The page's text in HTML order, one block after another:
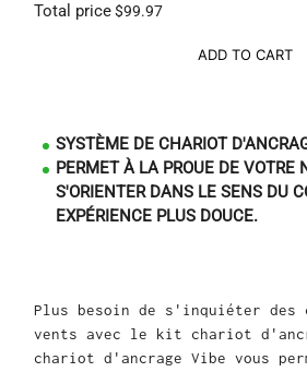
Total price$99.97
ADD TO CART
SYSTÈME DE CHARIOT
PERMET À LA PROUE DE VOTRE
S'ORIENTER DANS LE SENS DU
EXPÉRIENCE PLUS DOUCE.
Plus besoin de s'inquiéter des
vents avec le kit chariot
chariot d'ancrage Vibe vous